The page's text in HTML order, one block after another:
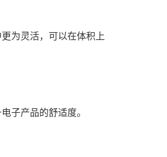
为灵活，可以在体积上
子产品的舒适度。